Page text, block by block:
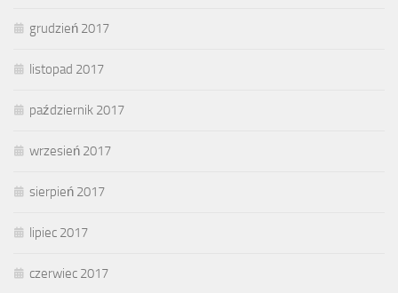
grudzień 2017
listopad 2017
październik 2017
wrzesień 2017
sierpień 2017
lipiec 2017
czerwiec 2017